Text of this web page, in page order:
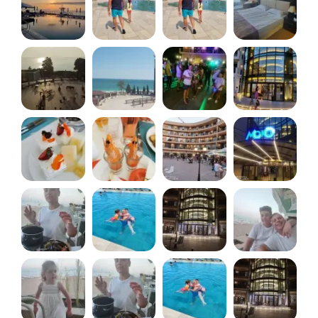
snack bar), vita, porc, curcan, pui, rata, peste gătite
la grătar sau în diverse sosuri, legume la grătar,
salate de tot felul, supe (crema, ciorba de peste, de
pui, de curcan, de vita gătite cam ca la noi cu
legume, taietei) și prăjituri de tot felul, foarte bune
toate și nu exagerat de dulci. La snackbar se
făceau și clatite+waffles. La cina au fost și midii,
calamari pane, creveți, pastele ți le gătea bucatarul
pe loc în funcție de ce ingrediente voiai și la fel erau
tot felul de cărnuri gătite diferit fata de celalalt
restaurant, dar foarte bune. Garniturile erau de la
orez, brocoli, conopida, legume mexicane, etc pana
la cartofii gratinați grozav de buni. Seara apăreau
și brânzeturile care se serveau cu pepene galben
sau struguri și un pahar de vin (cel alb era bun și
parfumat, rose-ul nu ne-a plăcut, iar rosu nu am
gustat). Și iar prăjituri, altele mereu, dar bune